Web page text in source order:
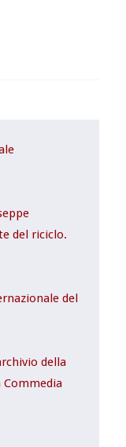
del riciclo.
del
della